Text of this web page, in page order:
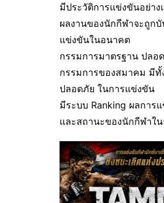
มีประวัติการแข่งขันอย่าง
ผลงานของนักกีฬาจะถูก
แข่งขันในอนาคต
กรรมการมาตรฐาน ปลอ
กรรมการของสมาคม มีทั้
ปลอดภัย ในการแข่งขัน
มีระบบ Ranking ผลกา
และสถานะของนักกีฬาใน